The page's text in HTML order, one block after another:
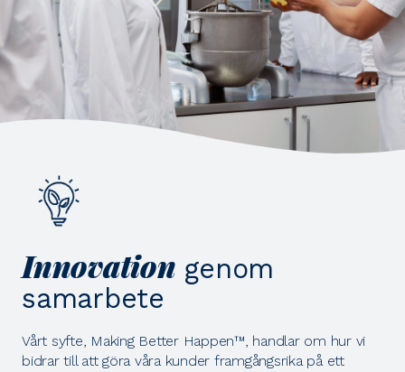
Innovation genom
samarbete
Vårt syfte, Making Better Happen™, handlar om hur vi
bidrar till att göra våra kunder framgångsrika på ett